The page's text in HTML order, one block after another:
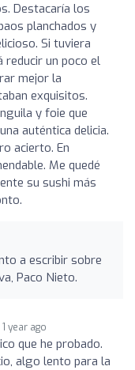
Destacaría los
planchados y
Si tuviera
reducir un poco el
mejor la
exquisitos.
y foie que
auténtica delicia.
acierto. En
Me quedé
su sushi más
a escribir sobre
Paco Nieto.
1 year ago
que he probado.
algo lento para la